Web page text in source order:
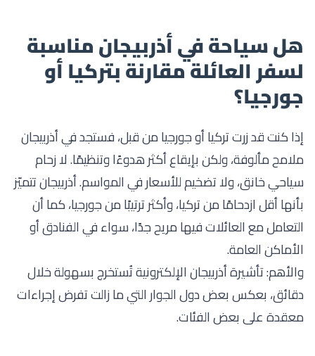
هل سياحة في أذربيجان مناسبة
لسفر العائلة مقارنة بتركيا أو
جورجيا؟
إذا كنت قد زرت تركيا أو جورجيا من قبل، فستجد في أذربيجان
ملامح مألوفة، ولكن بإيقاع أكثر هدوءًا وتنظيمًا. لا زحام
سياحي خانق، ولا تضخيم للأسعار في المواسم. أذربيجان تتميّز
بأنها أقل ازدحامًا من تركيا، وأكثر ترتيبًا من جورجيا، كما أن
التعامل مع العائلات فيها مريح جدًا، سواء في الفنادق أو
الأماكن العامة.
والأهم: تأشيرة أذربيجان الإلكترونية تُستخرج بسهولة خلال
دقائق، بعكس بعض دول الجوار التي ما زالت تفرض إجراءات
معقدة على بعض الفئات.